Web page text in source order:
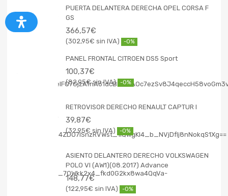
PUERTA DELANTERA DERECHA OPEL CORSA F
GS
366,57€
302,95€ -0%
PANEL FRONTAL CITROEN DS5 Sport
100,37€
82,95€ -0%
RETROVISOR DERECHO RENAULT CAPTUR I
39,87€
32,95€ -0%
ASIENTO DELANTERO DERECHO VOLKSWAGEN
POLO VI (AW1)(08.2017) Advance
148,77€
122,95€ -0%